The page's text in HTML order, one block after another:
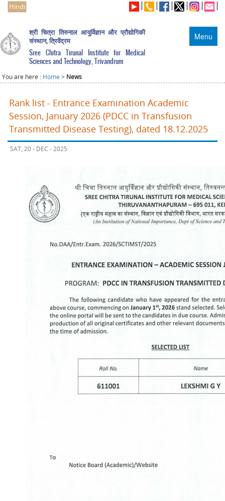
Hindi
Menu
श्री चित्रा तिरुनाल आयुर्विज्ञान और प्रौद्योगिकी
संस्थान, त्रिवेंद्रम
Sree Chitra Tirunal Institute for Medical
Sciences and Technology, Trivandrum
You are here : Home > News
Rank list - Entrance Examination Academic
Session, January 2026 (PDCC in Transfusion
Transmitted Disease Testing), dated 18.12.2025
SAT, 20 - DEC - 2025